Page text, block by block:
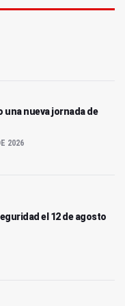
una nueva jornada de
2026
el 12 de agosto